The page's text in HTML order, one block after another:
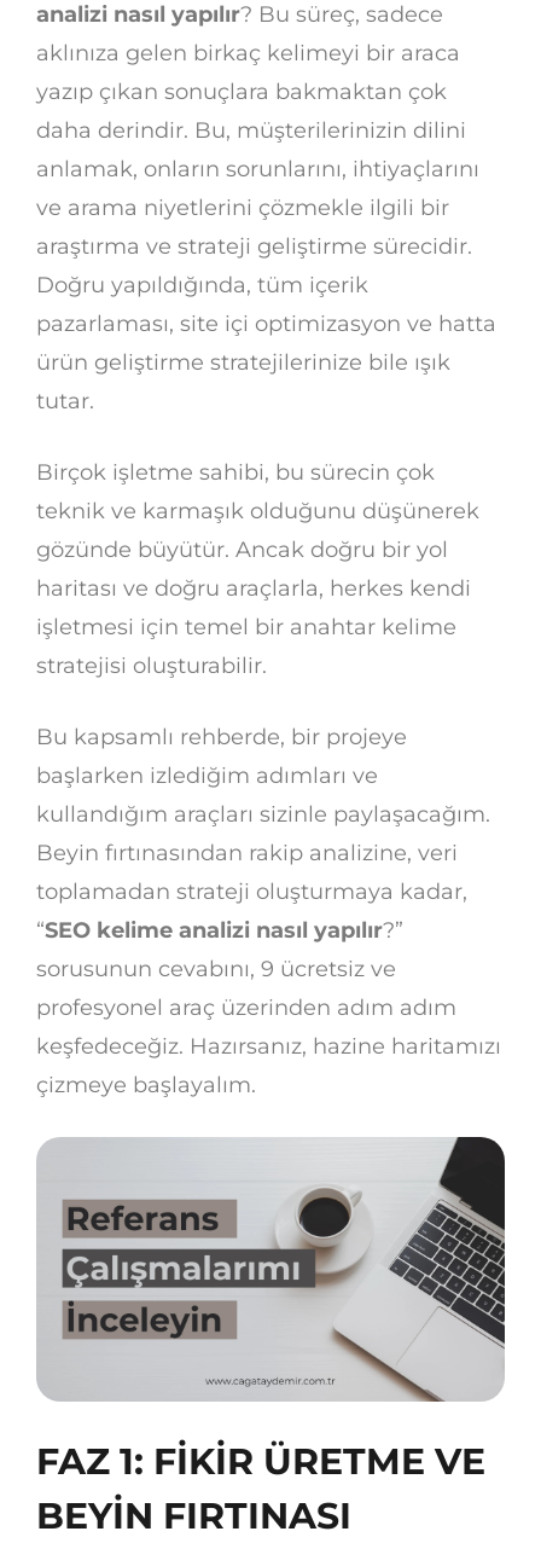
analizi nasıl yapılır? Bu süreç, sadece
aklınıza gelen birkaç kelimeyi bir araca
yazıp çıkan sonuçlara bakmaktan çok
daha derindir. Bu, müşterilerinizin dilini
anlamak, onların sorunlarını, ihtiyaçlarını
ve arama niyetlerini çözmekle ilgili bir
araştırma ve strateji geliştirme sürecidir.
Doğru yapıldığında, tüm içerik
pazarlaması, site içi optimizasyon ve hatta
ürün geliştirme stratejilerinize bile ışık
tutar.
Birçok işletme sahibi, bu sürecin çok
teknik ve karmaşık olduğunu düşünerek
gözünde büyütür. Ancak doğru bir yol
haritası ve doğru araçlarla, herkes kendi
işletmesi için temel bir anahtar kelime
stratejisi oluşturabilir.
Bu kapsamlı rehberde, bir projeye
başlarken izlediğim adımları ve
kullandığım araçları sizinle paylaşacağım.
Beyin fırtınasından rakip analizine, veri
toplamadan strateji oluşturmaya kadar,
“SEO kelime analizi nasıl yapılır?”
sorusunun cevabını, 9 ücretsiz ve
profesyonel araç üzerinden adım adım
keşfedeceğiz. Hazırsanız, hazine haritamızı
çizmeye başlayalım.
FAZ 1: FİKİR ÜRETME VE
BEYİN FIRTINASI